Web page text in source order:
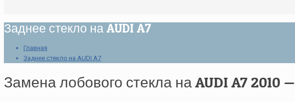
Заднее стекло на AUDI A7
Главная
Заднее стекло на AUDI A7
Замена лобового стекла на AUDI A7 2010 —